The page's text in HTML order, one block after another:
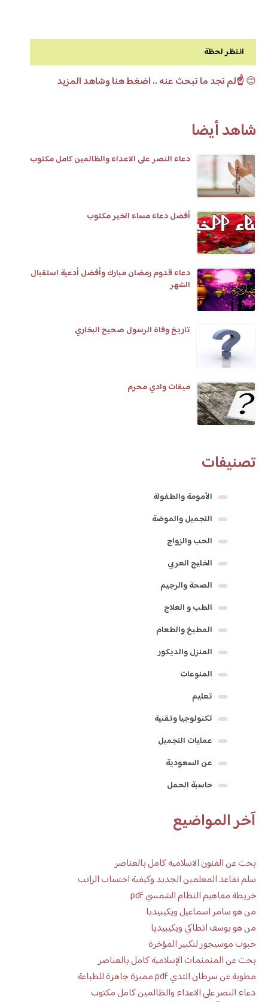
انتظر لحظة
😊☝️لم تجد ما تبحث عنه .. اضغط هنا وشاهد المزيد
شاهد أيضا
دعاء النصر على الاعداء والظالمين كامل مكتوب
أفضل دعاء مساء الخير مكتوب
دعاء قدوم رمضان مبارك وأفضل أدعية استقبال
الشهر
تاريخ وفاة الرسول صحيح البخاري
ميقات وادي محرم
تصنيفات
الأمومة والطفولة
التجميل والموضة
الحب والزواج
الخليج العربي
الصحة والرجيم
الطب و العلاج
المطبخ والطعام
المنزل والديكور
المنوعات
تعليم
تكنولوجيا وتقنية
عمليات التجميل
عن السعودية
حاسبة الحمل
آخر المواضيع
بحث عن الفنون الاسلامية كامل بالعناصر
سلم تقاعد المعلمين الجديد وكيفية احتساب الراتب
خريطة مفاهيم النظام الشمسي pdf
من هو سامر اسماعيل ويكيبيديا
من هو يوسف انطاكي ويكيبيديا
حبوب موسيجور لتكبير المؤخرة
بحث عن المنمنمات الإسلامية كامل بالعناصر
مطوية عن سرطان الثدي pdf مميزة جاهزة للطباعة
دعاء النصر على الاعداء والظالمين كامل مكتوب